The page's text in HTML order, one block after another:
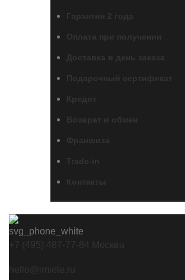
Гарантия 2 года
Оплата при получении
Доставка в день заказа
Подарочный сертификат
Кредит
Возврат и обмен
Контакты
+7 (495) 487-77-84 Москва
hello@imiele.ru